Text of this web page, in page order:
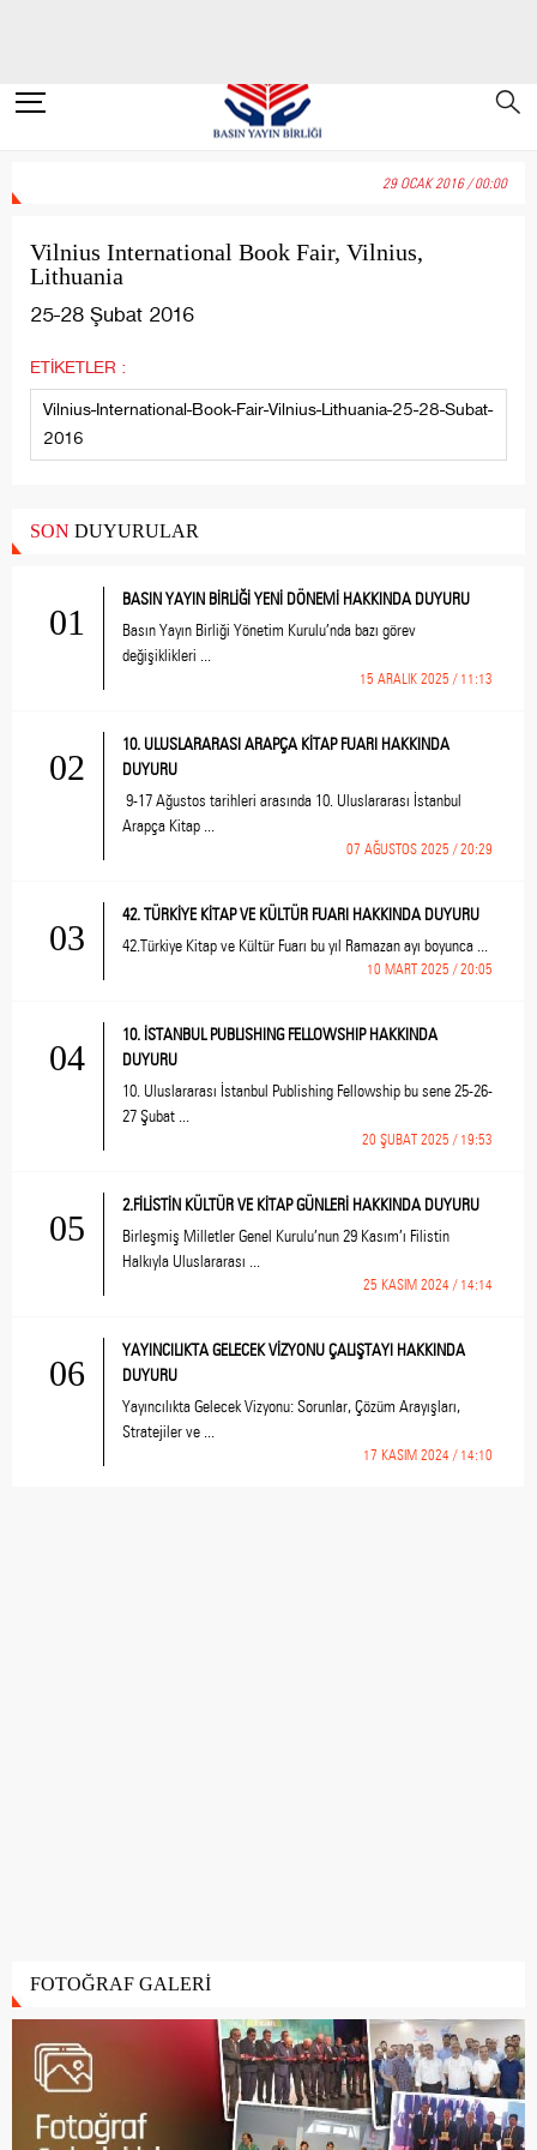
29 OCAK 2016 / 00:00
Vilnius International Book Fair, Vilnius,
Lithuania
25-28 Şubat 2016
ETİKETLER :
Vilnius-International-Book-Fair-Vilnius-Lithuania-25-28-Subat-
2016
SON DUYURULAR
01
BASIN YAYIN BİRLİĞİ YENİ DÖNEMİ HAKKINDA DUYURU
Basın Yayın Birliği Yönetim Kurulu’nda bazı görev
değişiklikleri ...
15 ARALIK 2025 / 11:13
02
10. ULUSLARARASI ARAPÇA KİTAP FUARI HAKKINDA
DUYURU
9-17 Ağustos tarihleri arasında 10. Uluslararası İstanbul
Arapça Kitap ...
07 AĞUSTOS 2025 / 20:29
03
42. TÜRKİYE KİTAP VE KÜLTÜR FUARI HAKKINDA DUYURU
42.Türkiye Kitap ve Kültür Fuarı bu yıl Ramazan ayı boyunca ...
10 MART 2025 / 20:05
04
10. İSTANBUL PUBLISHING FELLOWSHIP HAKKINDA
DUYURU
10. Uluslararası İstanbul Publishing Fellowship bu sene 25-26-
27 Şubat ...
20 ŞUBAT 2025 / 19:53
05
2.FİLİSTİN KÜLTÜR VE KİTAP GÜNLERİ HAKKINDA DUYURU
Birleşmiş Milletler Genel Kurulu’nun 29 Kasım’ı Filistin
Halkıyla Uluslararası ...
25 KASIM 2024 / 14:14
06
YAYINCILIKTA GELECEK VİZYONU ÇALIŞTAYI HAKKINDA
DUYURU
Yayıncılıkta Gelecek Vizyonu: Sorunlar, Çözüm Arayışları,
Stratejiler ve ...
17 KASIM 2024 / 14:10
FOTOĞRAF GALERİ